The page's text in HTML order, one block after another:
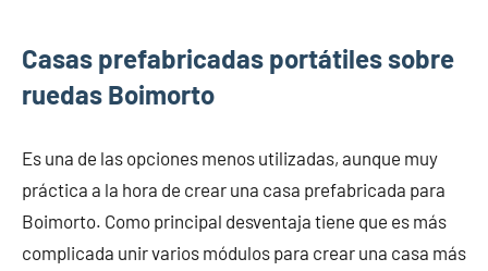
Casas prefabricadas portátiles sobre
ruedas Boimorto
Es una de las opciones menos utilizadas, aunque muy
práctica a la hora de crear una casa prefabricada para
Boimorto. Como principal desventaja tiene que es más
complicada unir varios módulos para crear una casa más